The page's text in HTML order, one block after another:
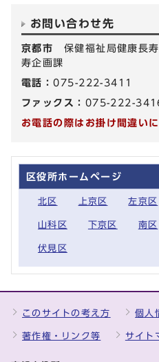
お問い合わせ先
京都市 保健福祉局健康長
寿企画課
電話：075-222-3411
ファックス： 075-222-
お電話の際はお掛け間違い
区役所ホームページ
北区 上京区 左京区
山科区 下京区 南区
伏見区
このサイトの考え方 個人
著作権・リンク等 サイト